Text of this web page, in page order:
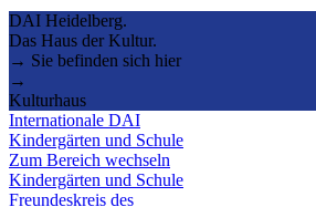
DAI Heidelberg.
Das Haus der Kultur.
→ Sie befinden sich hier
→
Kulturhaus
Internationale DAI
Kindergärten und Schule
Zum Bereich wechseln
Kindergärten und Schule
Freundeskreis des